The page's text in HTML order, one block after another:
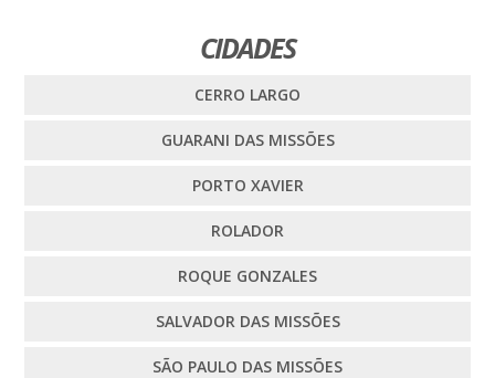
CIDADES
CERRO LARGO
GUARANI DAS MISSÕES
PORTO XAVIER
ROLADOR
ROQUE GONZALES
SALVADOR DAS MISSÕES
SÃO PAULO DAS MISSÕES